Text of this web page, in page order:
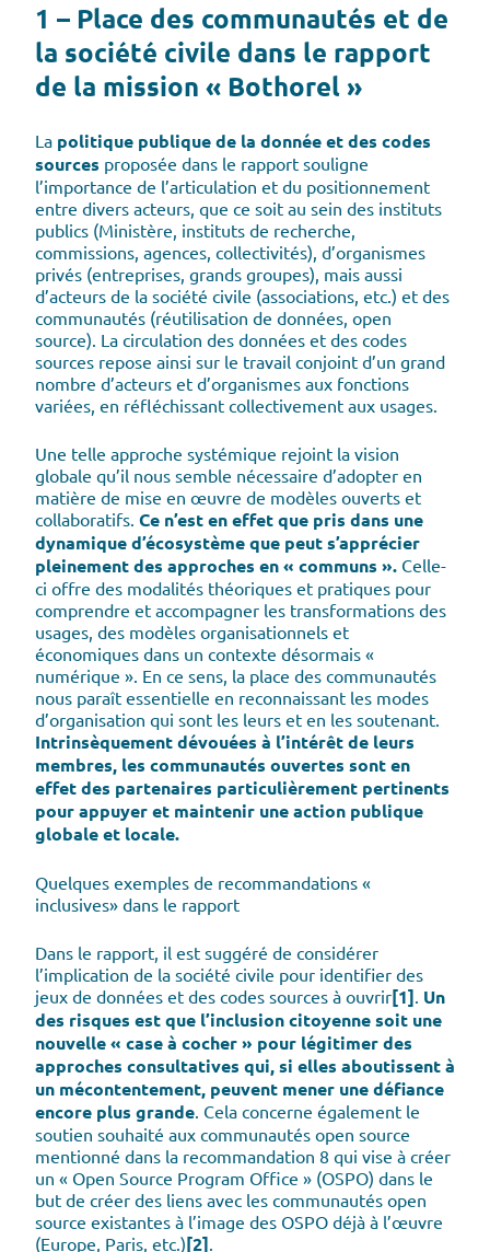
1 – Place des communautés et de
la société civile dans le rapport
de la mission « Bothorel »
La politique publique de la donnée et des codes
sources proposée dans le rapport souligne
l’importance de l’articulation et du positionnement
entre divers acteurs, que ce soit au sein des instituts
publics (Ministère, instituts de recherche,
commissions, agences, collectivités), d’organismes
privés (entreprises, grands groupes), mais aussi
d’acteurs de la société civile (associations, etc.) et des
communautés (réutilisation de données, open
source). La circulation des données et des codes
sources repose ainsi sur le travail conjoint d’un grand
nombre d’acteurs et d’organismes aux fonctions
variées, en réfléchissant collectivement aux usages.
Une telle approche systémique rejoint la vision
globale qu’il nous semble nécessaire d’adopter en
matière de mise en œuvre de modèles ouverts et
collaboratifs. Ce n’est en effet que pris dans une
dynamique d’écosystème que peut s’apprécier
pleinement des approches en « communs ». Celle-
ci offre des modalités théoriques et pratiques pour
comprendre et accompagner les transformations des
usages, des modèles organisationnels et
économiques dans un contexte désormais «
numérique ». En ce sens, la place des communautés
nous paraît essentielle en reconnaissant les modes
d’organisation qui sont les leurs et en les soutenant.
Intrinsèquement dévouées à l’intérêt de leurs
membres, les communautés ouvertes sont en
effet des partenaires particulièrement pertinents
pour appuyer et maintenir une action publique
globale et locale.
Quelques exemples de recommandations «
inclusives» dans le rapport
Dans le rapport, il est suggéré de considérer
l’implication de la société civile pour identifier des
jeux de données et des codes sources à ouvrir[1]. Un
des risques est que l’inclusion citoyenne soit une
nouvelle « case à cocher » pour légitimer des
approches consultatives qui, si elles aboutissent à
un mécontentement, peuvent mener une défiance
encore plus grande. Cela concerne également le
soutien souhaité aux communautés open source
mentionné dans la recommandation 8 qui vise à créer
un « Open Source Program Office » (OSPO) dans le
but de créer des liens avec les communautés open
source existantes à l’image des OSPO déjà à l’œuvre
(Europe, Paris, etc.)[2].